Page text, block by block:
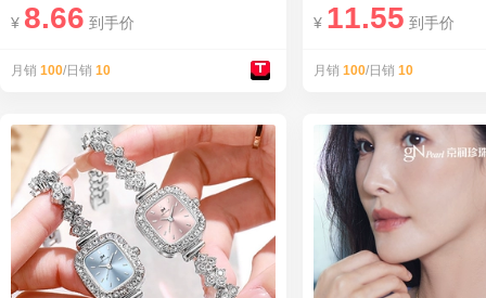
¥ 8.66 到手价
月销 100/日销 10
¥ 11.55 到手价
月销 100/日销 10